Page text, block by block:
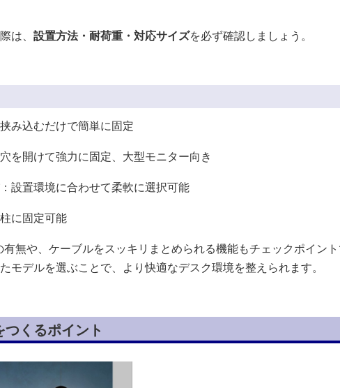
は、 設置方法・耐荷重・対応サイズを必ず確認しましょう。
み込むだけで簡単に固定
穴を開けて強力に固定、大型モニター向き
：設置環境に合わせて柔軟に選択可能
に固定可能
有無や、ケーブルをスッキリまとめられる機能もチェックポイン
モデルを選ぶことで、より快適なデスク環境を整えられます。
くるポイント